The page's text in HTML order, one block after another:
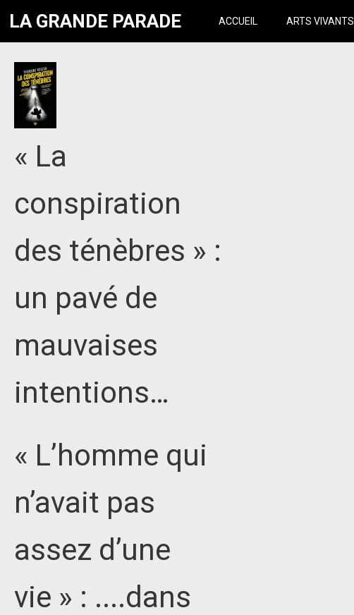
LA GRANDE PARADE ACCUEIL ARTS VIVANTS
« La
conspiration
des ténèbres » :
un pavé de
mauvaises
intentions…
« L’homme qui
n’avait pas
assez d’une
vie » : ....dans